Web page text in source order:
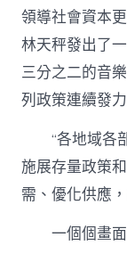
領導社會資本
林天秤發出了
三分之二的音
列政策連續發
“各地域各
施展存量政策
需、優化供應
一個個畫